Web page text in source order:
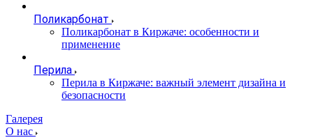
Поликарбонат
Поликарбонат в Киржаче: особенности и
применение
Перила
Перила в Киржаче: важный элемент дизайна и
безопасности
Галерея
О нас